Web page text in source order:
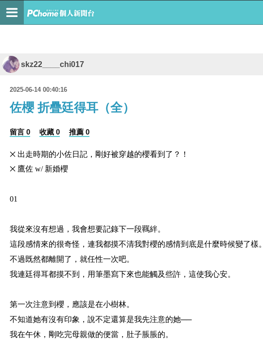
skz22____chi017
2025-06-14 00:40:16
佐櫻 折疊廷得耳（全）
留言 0 收藏 0 推薦 0
྾ 出走時期的小佐日記，剛好被穿越的櫻看到了？！
྾ 鷹佐 w/ 新婚櫻
01
我從來沒有想過，我會想要記錄下一段羈絆。
這段感情來的很奇怪，連我都摸不清我對櫻的感情到底是什麼時候變了樣。
不過既然都離開了，就任性一次吧。
我連廷得耳都摸不到，用筆墨寫下來也能觸及些許，這使我心安。
第一次注意到櫻，應該是在小樹林。
不知道她有沒有印象，說不定還算是我先注意的她──
我在午休，剛吃完母親做的便當，肚子脹脹的。